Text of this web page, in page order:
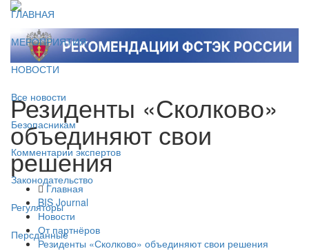
ГЛАВНАЯ
МЕРОПРИЯТИЯ
НОВОСТИ
Все новости
Безопасникам
Комментарии экспертов
Законодательство
Регуляторы
Персданные
Резиденты «Сколково»
объединяют свои
решения
Главная
BIS Journal
Новости
От партнёров
Резиденты «Сколково» объединяют свои решения